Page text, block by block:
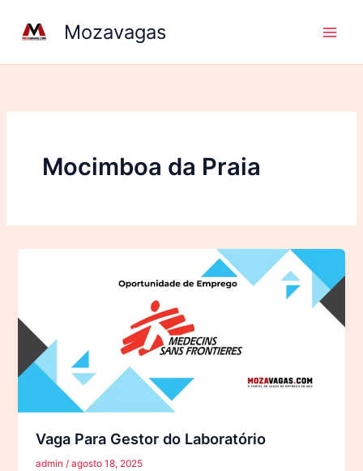
conteúdo
Mozavagas
Mocimboa da Praia
Vaga Para Gestor do Laboratório
admin/agosto 18, 2025